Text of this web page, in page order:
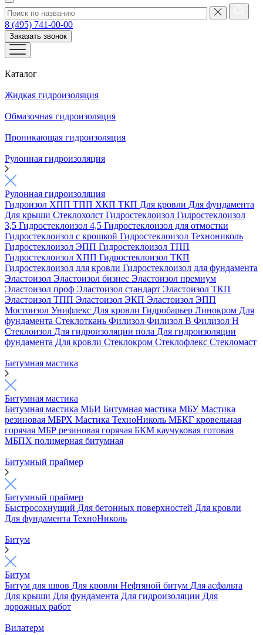
8 (495) 741-00-00
Заказать звонок
Каталог
Жидкая гидроизоляция
Обмазочная гидроизоляция
Проникающая гидроизоляция
Рулонная гидроизоляция
Рулонная гидроизоляция
Гидроизол ХПП ТПП ХКП ТКП Для кровли Для фундамента
Для крыши Стеклохолст Гидростеклоизол Гидростеклоизол
3,5 Гидростеклоизол 4,5 Гидростеклоизол для отмостки
Гидростеклоизол с крошкой Гидростеклоизол Технониколь
Гидростеклоизол ЭПП Гидростеклоизол ТПП
Гидростеклоизол ХПП Гидростеклоизол ТКП
Гидростеклоизол для кровли Гидростеклоизол для фундамента
Эластоизол Эластоизол бизнес Эластоизол премиум
Эластоизол проф Эластоизол стандарт Эластоизол ТКП
Эластоизол ТПП Эластоизол ЭКП Эластоизол ЭПП
Мостоизол Унифлекс Для кровли Гидробарьер Линокром Для
фундамента Стеклоткань Филизол Филизол В Филизол Н
Стеклоизол Для гидроизоляции пола Для гидроизоляции
фундамента Для кровли Стеклокром Стеклофлекс Стекломаст
Битумная мастика
Битумная мастика
Битумная мастика МБИ Битумная мастика МБУМастика
резиновая МБРХ Мастика ТехноНиколь МБКГ кровельная
горячая МБР резиновая горячая БКМ каучуковая готовая
МБПХ полимерная битумная
Битумный праймер
Битумный праймер
Быстросохнущий Для бетонных поверхностей Для кровли
Для фундамента ТехноНиколь
Битум
Битум
Битум для швов Для кровли Нефтяной битум Для асфальта
Для крыши Для фундамента Для гидроизоляции Для
дорожных работ
Вилатерм